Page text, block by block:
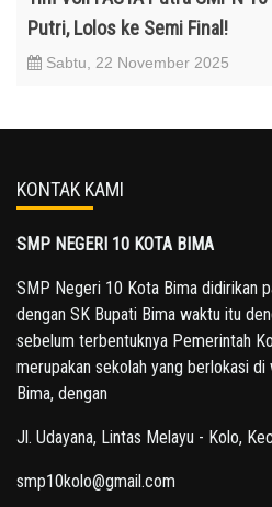
Putri, Lolos ke Semi Final!
Sabtu, 22 November 2025
KONTAK KAMI
SMP NEGERI 10 KOTA BIMA
SMP Negeri 10 Kota Bima didirikan
dengan SK Bupati Bima waktu itu
sebelum terbentuknya Pemerintah
merupakan sekolah yang berlokasi
Bima, dengan
Jl. Udayana, Lintas Melayu - Kolo,
smp10kolo@gmail.com